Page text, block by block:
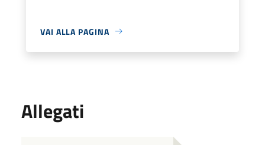
VAI ALLA PAGINA
Allegati